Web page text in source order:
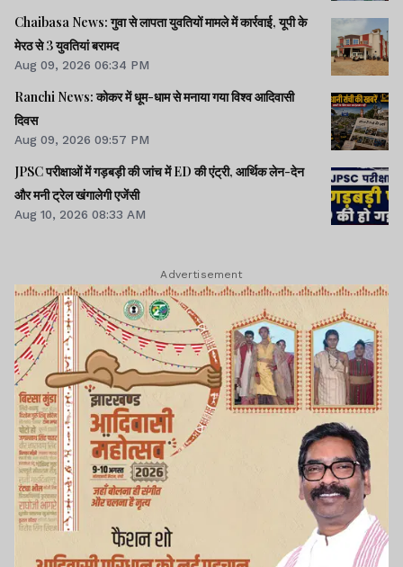
Chaibasa News: गुवा से लापता युवतियों मामले में कार्रवाई, यूपी के
मेरठ से 3 युवतियां बरामद
Aug 09, 2026 06:34 PM
Ranchi News: कोकर में धूम-धाम से मनाया गया विश्व आदिवासी
दिवस
Aug 09, 2026 09:57 PM
JPSC परीक्षाओं में गड़बड़ी की जांच में ED की एंट्री, आर्थिक लेन-देन
और मनी ट्रेल खंगालेगी एजेंसी
Aug 10, 2026 08:33 AM
Advertisement